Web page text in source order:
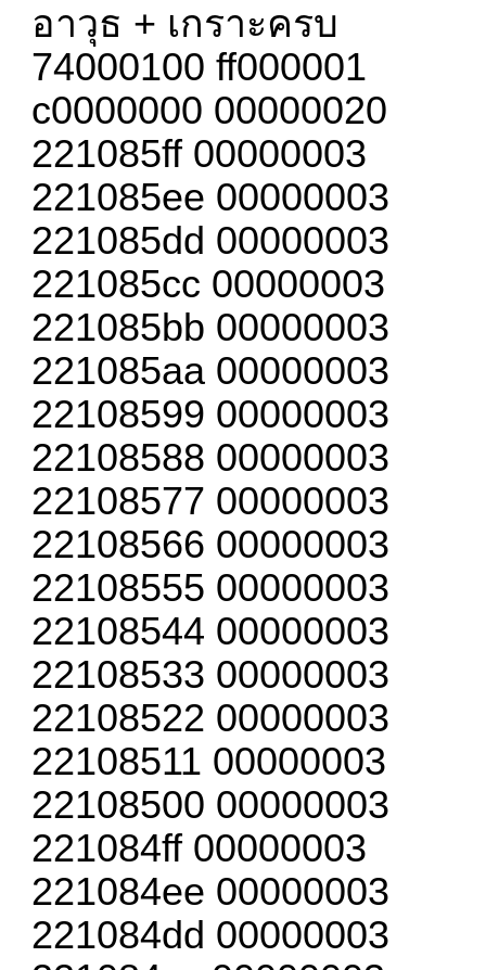
อาวุธ + เกราะครบ
74000100 ff000001
c0000000 00000020
221085ff 00000003
221085ee 00000003
221085dd 00000003
221085cc 00000003
221085bb 00000003
221085aa 00000003
22108599 00000003
22108588 00000003
22108577 00000003
22108566 00000003
22108555 00000003
22108544 00000003
22108533 00000003
22108522 00000003
22108511 00000003
22108500 00000003
221084ff 00000003
221084ee 00000003
221084dd 00000003